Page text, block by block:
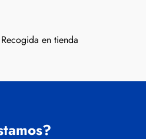
Recogida en tienda